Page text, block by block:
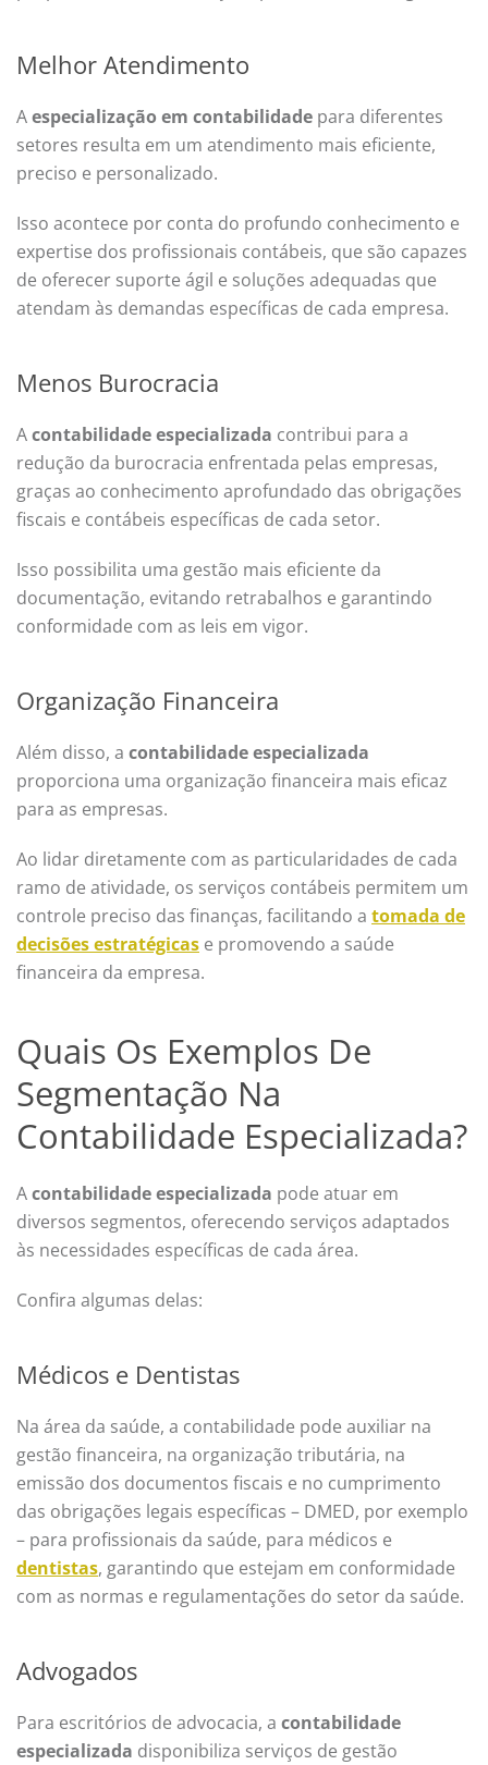
Melhor Atendimento
Aespecialização em contabilidade para diferentes
setores resulta em um atendimento mais eficiente,
preciso e personalizado.
Isso acontece por conta do profundo conhecimento e
expertise dos profissionais contábeis, que são capazes
de oferecer suporte ágil e soluções adequadas que
atendam às demandas específicas de cada empresa.
Menos Burocracia
Acontabilidade especializada contribui para a
redução da burocracia enfrentada pelas empresas,
graças ao conhecimento aprofundado das obrigações
fiscais e contábeis específicas de cada setor.
Isso possibilita uma gestão mais eficiente da
documentação, evitando retrabalhos e garantindo
conformidade com as leis em vigor.
Organização Financeira
Além disso, a contabilidade especializada
proporciona uma organização financeira mais eficaz
para as empresas.
Ao lidar diretamente com as particularidades de cada
ramo de atividade, os serviços contábeis permitem um
controle preciso das finanças, facilitando a tomada de
decisões estratégicas e promovendo a saúde
financeira da empresa.
Quais Os Exemplos De
Segmentação Na
Contabilidade Especializada?
Acontabilidade especializada pode atuar em
diversos segmentos, oferecendo serviços adaptados
às necessidades específicas de cada área.
Confira algumas delas:
Médicos e Dentistas
Na área da saúde, a contabilidade pode auxiliar na
gestão financeira, na organização tributária, na
emissão dos documentos fiscais e no cumprimento
das obrigações legais específicas – DMED, por exemplo
– para profissionais da saúde, para médicos e
dentistas, garantindo que estejam em conformidade
com as normas e regulamentações do setor da saúde.
Advogados
Para escritórios de advocacia, a contabilidade
especializada disponibiliza serviços de gestão